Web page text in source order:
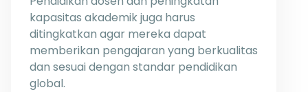
kapasitas akademik juga harus
ditingkatkan agar mereka dapat
memberikan pengajaran yang berkualitas
dan sesuai dengan standar pendidikan
global.